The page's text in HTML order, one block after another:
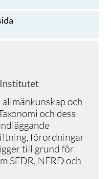
Institutet
och
och dess
förordningar
till grund för
SFDR, NFRD och